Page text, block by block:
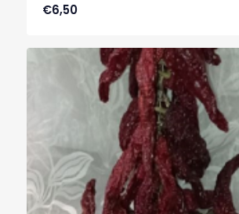
Protetta).
€6,50